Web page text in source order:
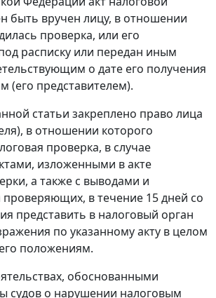
быть вручен лицу, в отношении
проверка, или его
расписку или передан иным
о дате его получения
(его представителем).
статьи закреплено право лица
в отношении которого
проверка, в случае
изложенными в акте
а также с выводами и
в течение 15 дней со
представить в налоговый орган
по указанному акту в целом
положениям.
обоснованными
судов о нарушении налоговым